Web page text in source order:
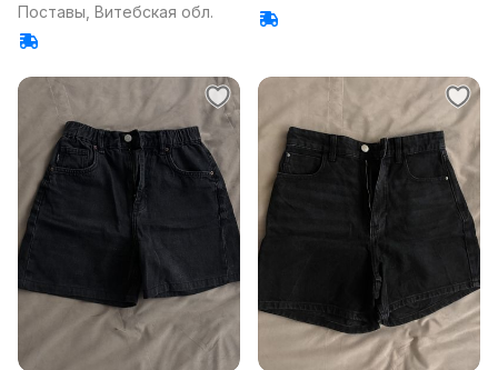
Поставы, Витебская обл.